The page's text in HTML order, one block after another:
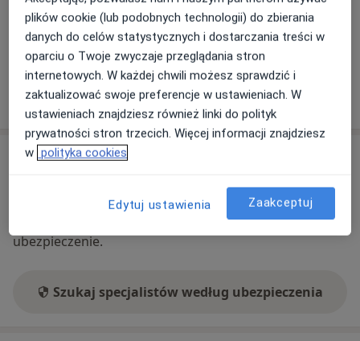
internet
Co mam zrobić w tej sytuacji?
Pokaż więcej
o adresie
Ubezpieczenia - brak akceptowanych
Ten specjalista przyjmuje wyłącznie pacjentów
prywatnych. Możesz opłacić wizytę samodzielnie lub
znaleźć innego specjalistę, który akceptuje Twoje
ubezpieczenie.
Szukaj specjalistów według ubezpieczenia
plików cookie (lub podobnych technologii) do zbierania
danych do celów statystycznych i dostarczania treści w
oparciu o Twoje zwyczaje przeglądania stron
internetowych. W każdej chwili możesz sprawdzić i
zaktualizować swoje preferencje w ustawieniach. W
ustawieniach znajdziesz również linki do polityk
prywatności stron trzecich. Więcej informacji znajdziesz
w polityka cookies
Edytuj ustawienia Zaakceptuj